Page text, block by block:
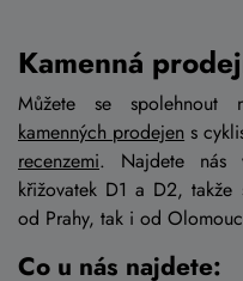
Kamenná
Můžete se
kamenných prodejen s
recenzemi. Najdete nás
křižovatek D1 a D2,
od Prahy, tak i od
Co u nás najdete: